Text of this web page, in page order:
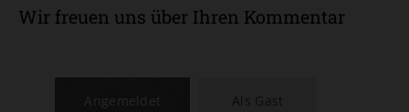
Wir freuen uns über Ihren Kommentar
Angemeldet
Als Gast